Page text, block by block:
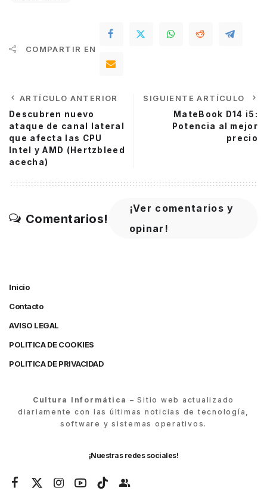
COMPARTIR EN
ARTÍCULO ANTERIOR
Descubren nuevo
ataque de canal lateral
que afecta las CPU
Intel y AMD (Hertzbleed
acecha)
SIGUIENTE ARTÍCULO
MateBook D14 i5:
Potencia al mejor
precio
Comentarios!
¡Ver comentarios y
opinar!
Inicio
Contacto
AVISO LEGAL
POLITICA DE COOKIES
POLITICA DE PRIVACIDAD
Cultura Informática – Sitio web actualizado
diariamente con las últimas noticias de tecnología,
software y sistemas operativos.
¡Nuestras redes sociales!